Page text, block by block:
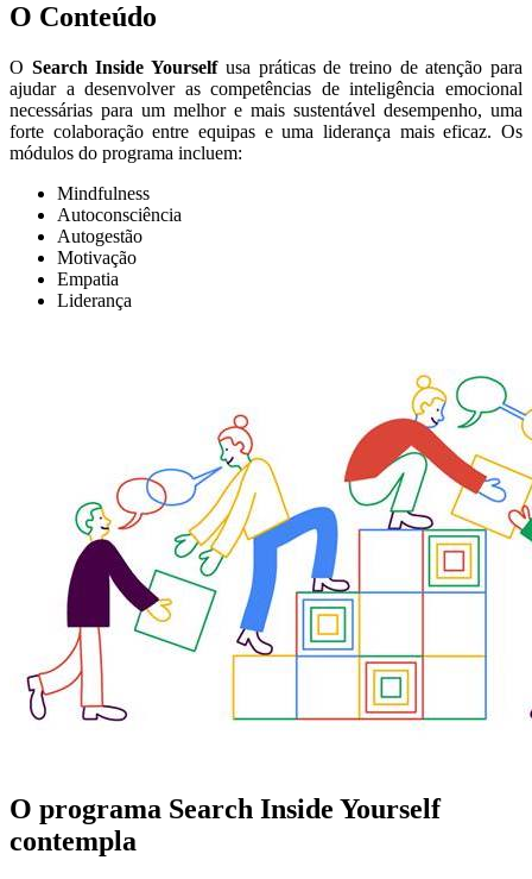
O Conteúdo
O Search Inside Yourself usa práticas de treino de atenção para
ajudar a desenvolver as competências de inteligência emocional
necessárias para um melhor e mais sustentável desempenho, uma
forte colaboração entre equipas e uma liderança mais eficaz. Os
módulos do programa incluem:
Mindfulness
Autoconsciência
Autogestão
Motivação
Empatia
Liderança
O programa Search Inside Yourself
contempla